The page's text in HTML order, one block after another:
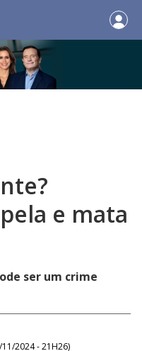
e mata
ser um crime
11/2024 - 21H26)